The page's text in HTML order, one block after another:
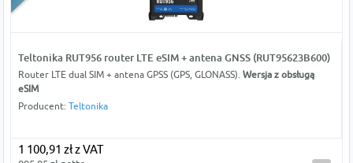
Teltonika RUT956 router LTE eSIM + antena GNSS (RUT95623B600)
Router LTE dual SIM + antena GPSS (GPS, GLONASS). Wersja z obsługą
eSIM
Producent: Teltonika
1 100,91 zł z VAT